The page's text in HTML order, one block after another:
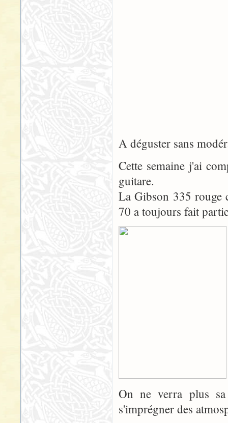
A déguster sans
Cette semaine j'ai
guitare.
La Gibson 335 rouge
70 a toujours fait
On ne verra plus
s'imprégner des